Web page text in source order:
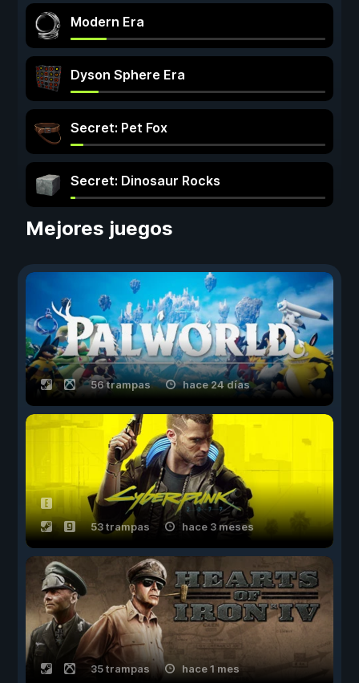
Modern Era
Dyson Sphere Era
Secret: Pet Fox
Secret: Dinosaur Rocks
Mejores juegos
56 trampas hace 24 días
53 trampas hace 3 meses
35 trampas hace 1 mes